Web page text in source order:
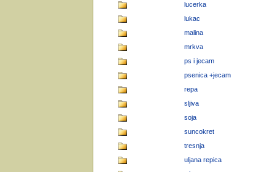
lucerka
lukac
malina
mrkva
ps i jecam
psenica +jecam
repa
sljiva
soja
suncokret
tresnja
uljana repica